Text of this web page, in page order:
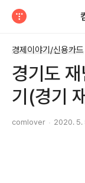
경제이야기/신용카드
경기도
기(경기
comlover 2020. 5.